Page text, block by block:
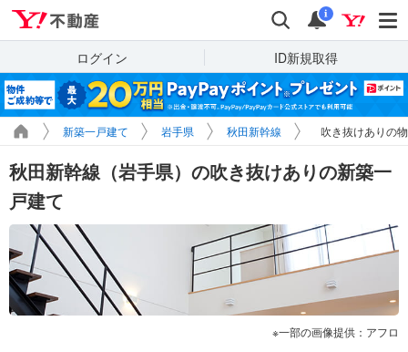
検索 通知
i
ログイン ID新規取得
新築一戸建て 岩手県 秋田新幹線 吹き抜けありの
秋田新幹線（岩手県）の吹き抜けありの新築一
戸建て
一部の画像提供：アフロ